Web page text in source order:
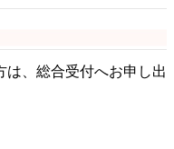
は、総合受付へお申し出